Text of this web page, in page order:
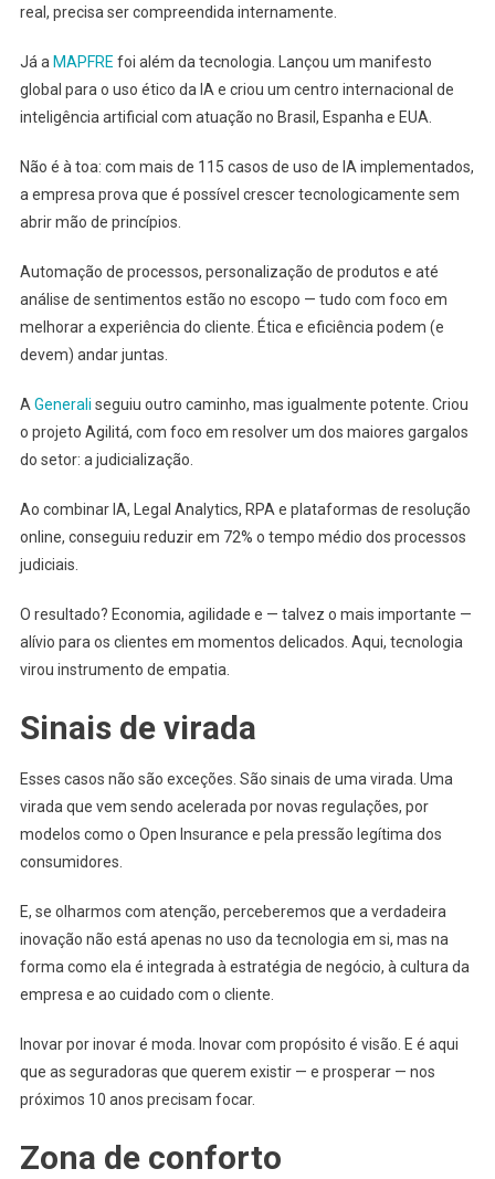
real, precisa ser compreendida internamente.
Já a MAPFRE foi além da tecnologia. Lançou um manifesto
global para o uso ético da IA e criou um centro internacional de
inteligência artificial com atuação no Brasil, Espanha e EUA.
Não é à toa: com mais de 115 casos de uso de IA implementados,
a empresa prova que é possível crescer tecnologicamente sem
abrir mão de princípios.
Automação de processos, personalização de produtos e até
análise de sentimentos estão no escopo — tudo com foco em
melhorar a experiência do cliente. Ética e eficiência podem (e
devem) andar juntas.
AGenerali seguiu outro caminho, mas igualmente potente. Criou
o projeto Agilitá, com foco em resolver um dos maiores gargalos
do setor: a judicialização.
Ao combinar IA, Legal Analytics, RPA e plataformas de resolução
online, conseguiu reduzir em 72% o tempo médio dos processos
judiciais.
O resultado? Economia, agilidade e — talvez o mais importante —
alívio para os clientes em momentos delicados. Aqui, tecnologia
virou instrumento de empatia.
Sinais de virada
Esses casos não são exceções. São sinais de uma virada. Uma
virada que vem sendo acelerada por novas regulações, por
modelos como o Open Insurance e pela pressão legítima dos
consumidores.
E, se olharmos com atenção, perceberemos que a verdadeira
inovação não está apenas no uso da tecnologia em si, mas na
forma como ela é integrada à estratégia de negócio, à cultura da
empresa e ao cuidado com o cliente.
Inovar por inovar é moda. Inovar com propósito é visão. E é aqui
que as seguradoras que querem existir — e prosperar — nos
próximos 10 anos precisam focar.
Zona de conforto